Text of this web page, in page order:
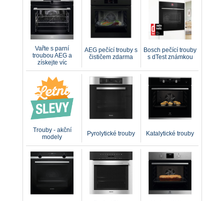
Vařte s parní
troubou AEG a
získejte víc
AEG pečící trouby s
čističem zdarma
Bosch pečící trouby
s dTest známkou
Trouby - akční
modely
Pyrolytické trouby Katalytické trouby